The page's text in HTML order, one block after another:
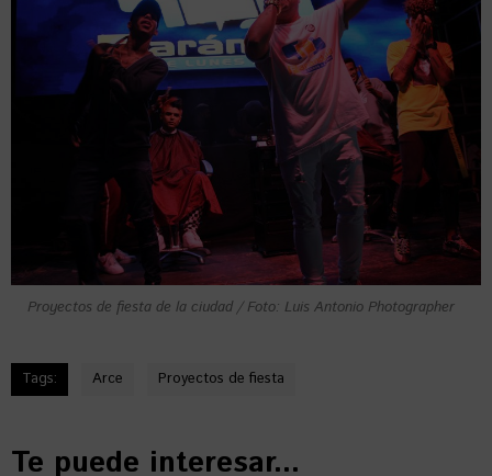
Proyectos de fiesta de la ciudad / Foto: Luis Antonio Photographer
Tags: Arce Proyectos de fiesta
Te puede interesar...